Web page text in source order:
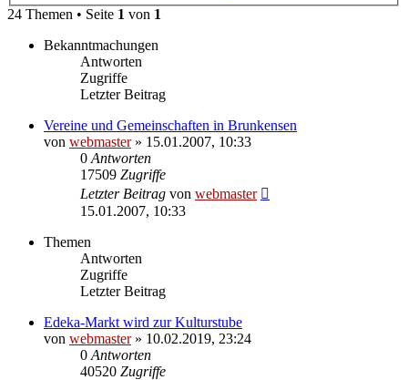
24 Themen • Seite 1 von 1
Bekanntmachungen
Antworten
Zugriffe
Letzter Beitrag
Vereine und Gemeinschaften in Brunkensen
von webmaster» 15.01.2007, 10:33
0 Antworten
17509 Zugriffe
Letzter Beitrag von webmaster
15.01.2007, 10:33
Themen
Antworten
Zugriffe
Letzter Beitrag
Edeka-Markt wird zur Kulturstube
von webmaster» 10.02.2019, 23:24
0 Antworten
40520 Zugriffe